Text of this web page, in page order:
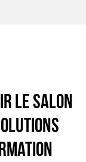
le salon